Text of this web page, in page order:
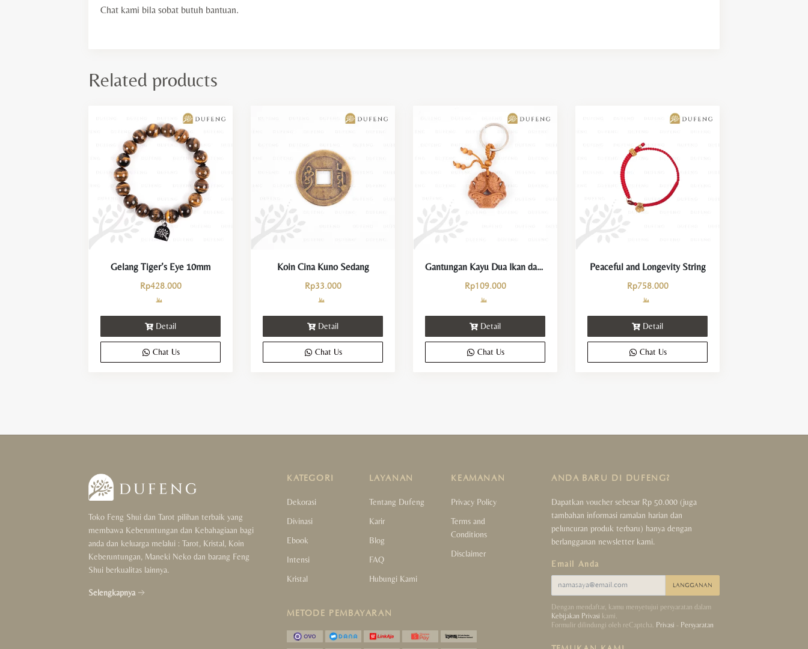
Chat kami bila sobat butuh bantuan.
Related products
Gelang Tiger’s Eye 10mm
Rp428.000
Detail
Chat Us
Koin Cina Kuno Sedang
Rp33.000
Detail
Chat Us
Gantungan Kayu Dua Ikan dan Ingot Keberuntungan
Rp109.000
Detail
Chat Us
Peaceful and Longevity String
Rp758.000
Detail
Chat Us
Toko Feng Shui dan Tarot pilihan terbaik yang
membawa Keberuntungan dan Kebahagiaan bagi
anda dan keluarga melalui : Tarot, Kristal, Koin
Keberuntungan, Maneki Neko dan barang Feng
Shui berkualitas lainnya.
Selengkapnya
KATEGORI
Dekorasi
Divinasi
Ebook
Intensi
Kristal
LAYANAN
Tentang Dufeng
Karir
Blog
FAQ
Hubungi Kami
KEAMANAN
Privacy Policy
Terms and
Conditions
Disclaimer
METODE PEMBAYARAN
ANDA BARU DI DUFENG?
Dapatkan voucher sebesar Rp 50.000 (juga
tambahan informasi ramalan harian dan
peluncuran produk terbaru) hanya dengan
berlangganan newsletter kami.
Email Anda
LANGGANAN
Dengan mendaftar, kamu menyetujui persyaratan dalam
Kebijakan Privasi kami.
Formulir dilindungi oleh reCaptcha. Privasi - Persyaratan